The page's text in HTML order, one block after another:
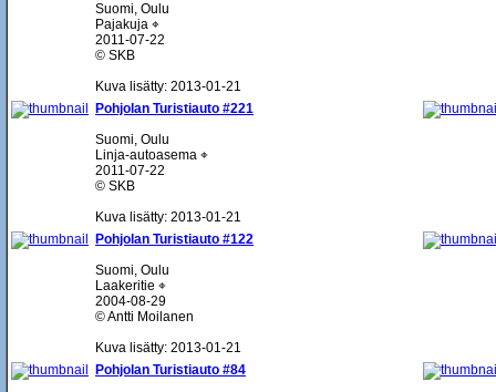
Suomi, Oulu
Pajakuja ⌖
2011-07-22
© SKB
Kuva lisätty: 2013-01-21
Pohjolan Turistiauto #221
Suomi, Oulu
Linja-autoasema ⌖
2011-07-22
© SKB
Kuva lisätty: 2013-01-21
Pohjolan Turistiauto #122
Suomi, Oulu
Laakeritie ⌖
2004-08-29
© Antti Moilanen
Kuva lisätty: 2013-01-21
Pohjolan Turistiauto #84